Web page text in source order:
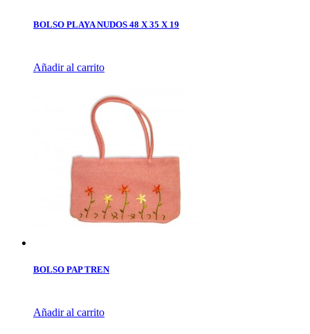
BOLSO PLAYA NUDOS 48 X 35 X 19
Añadir al carrito
BOLSO PAP TREN
Añadir al carrito